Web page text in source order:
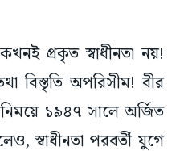
প্রকৃত স্বাধীনতা নয়!
তথা বিস্তৃতি অপরিসীম! বীর
১৯৪৭ সালে অর্জিত
স্বাধীনতা পরবর্তী যুগে